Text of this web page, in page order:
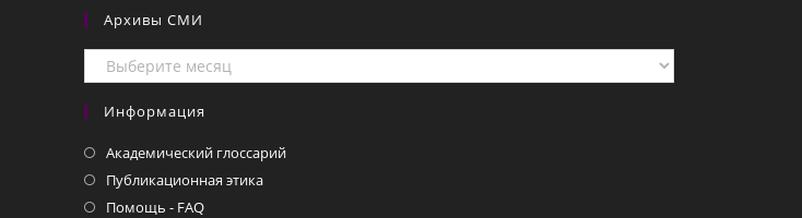
Архивы СМИ
Архивы
СМИ
Информация
Академический глоссарий
Публикационная этика
Помощь - FAQ